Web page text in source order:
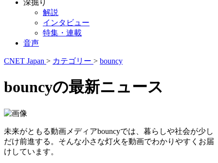
深掘り
解説
インタビュー
特集・連載
音声
CNET Japan > カテゴリー > bouncy
bouncyの最新ニュース
未来がともる動画メディアbouncyでは、暮らしや社会が少し
だけ前進する。そんな小さな灯火を動画でわかりやすくお届
けしています。